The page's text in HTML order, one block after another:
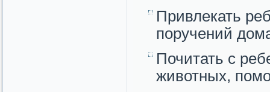
Привлекать
поручений
Почитать с
животных,